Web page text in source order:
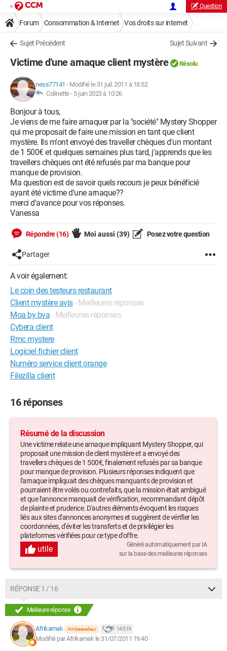
Question
Forum Consommation & Internet Vos droits sur internet
Sujet Précédent Sujet Suivant
Victime d'une arnaque client mystère Résolu
ness77141 - Modifié le 31 juil. 2011 à 18:52
Colinette - 5 juin 2023 à 10:26
Bonjour à tous,
Je viens de me faire arnaquer par la "société" Mystery Shopper
qui me proposait de faire une mission en tant que client
mystère. Ils m'ont envoyé des traveller chèques d'un montant
de 1 500€ et quelques semaines plus tard, j'apprends que les
travellers chèques ont été refusés par ma banque pour
manque de provision.
Ma question est de savoir quels recours je peux bénéficié
ayant été victime d'une arnaque??
merci d'avance pour vos réponses.
Vanessa
Répondre (16) Moi aussi (39) Posez votre question
Partager
A voir également:
Le coin des testeurs restaurant
Client mystère avis- Meilleures réponses
Moa by bva - Meilleures réponses
Cybera client
Rmc mystere
Logiciel fichier client
Numéro service client orange
Filezilla client
16 réponses
Résumé de la discussion
Une victime relate une arnaque impliquant Mystery Shopper, qui
proposait une mission de client mystère et a envoyé des
travellers chèques de 1 500€, finalement refusés par sa banque
pour manque de provision. Plusieurs réponses indiquent que
l'arnaque impliquait des chèques manquants de provision et
pourraient être volés ou contrefaits, que la mission était ambiguë
et que l'annonce manquait de vérification, recommandant dépôt
de plainte et prudence. D'autres éléments évoquent les risques
liés aux sites d'annonces anonymes et suggèrent de vérifier les
coordonnées, d'éviter les transferts et de privilégier les
plateformes vérifiées pour ce type d'offre.
utile
Généré automatiquement par IA
sur la base des meilleures réponses
RÉPONSE 1 / 16
Meilleure réponse
Afrikarnak Ambassadeur 14 519
Modifié par Afrikarnak le 31/07/2011 19:40